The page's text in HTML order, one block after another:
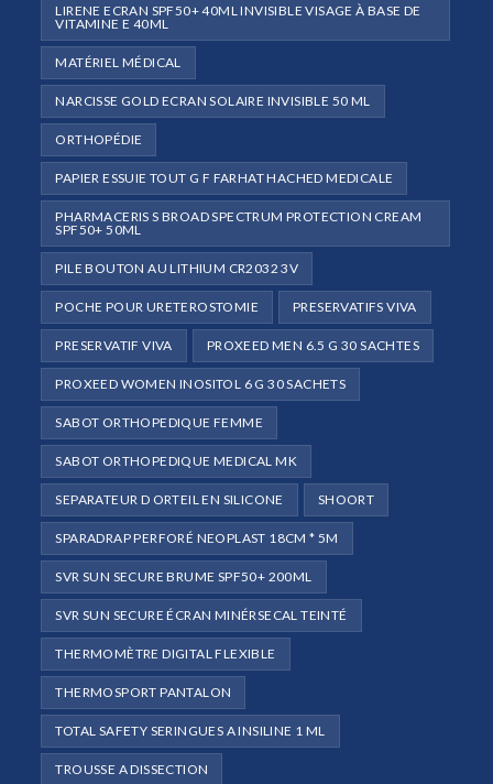
LIRENE ECRAN SPF50+ 40ML INVISIBLE VISAGE À BASE DE
VITAMINE E 40ML
MATÉRIEL MÉDICAL
NARCISSE GOLD ECRAN SOLAIRE INVISIBLE 50 ML
ORTHOPÉDIE
PAPIER ESSUIE TOUT G F FARHAT HACHED MEDICALE
PHARMACERIS S BROAD SPECTRUM PROTECTION CREAM
SPF50+ 50ML
PILE BOUTON AU LITHIUM CR2032 3V
POCHE POUR URETEROSTOMIE PRESERVATIFS VIVA
PRESERVATIF VIVA PROXEED MEN 6.5 G 30 SACHTES
PROXEED WOMEN INOSITOL 6 G 30 SACHETS
SABOT ORTHOPEDIQUE FEMME
SABOT ORTHOPEDIQUE MEDICAL MK
SEPARATEUR D ORTEIL EN SILICONE SHOORT
SPARADRAP PERFORÉ NEOPLAST 18CM * 5M
SVR SUN SECURE BRUME SPF50+ 200ML
SVR SUN SECURE ÉCRAN MINÉRSECAL TEINTÉ
THERMOMÈTRE DIGITAL FLEXIBLE
THERMOSPORT PANTALON
TOTAL SAFETY SERINGUES A INSILINE 1 ML
TROUSSE A DISSECTION